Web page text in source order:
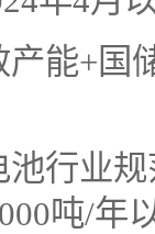
能+国
行业
吨/年